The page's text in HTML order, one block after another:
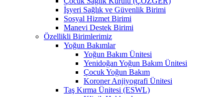
İşyeri Sağlık ve Güvenlik Birimi
Sosyal Hizmet Birimi
Manevi Destek Birimi
Özellikli Birimlerimiz
Yoğun Bakımlar
Yoğun Bakım Ünitesi
Yenidoğan Yoğun Bakım Ünitesi
Çocuk Yoğun Bakım
Koroner Anjiyografi Ünitesi
Taş Kırma Ünitesi (ESWL)